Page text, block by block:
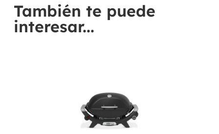
También te puede
interesar...